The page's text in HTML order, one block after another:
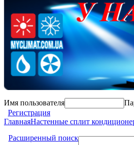
Имя пользователя
Регистрация
ГлавнаяНастенные сплит
Расширенный поиск